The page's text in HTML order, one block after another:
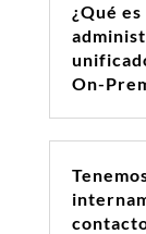
¿Qué
On-